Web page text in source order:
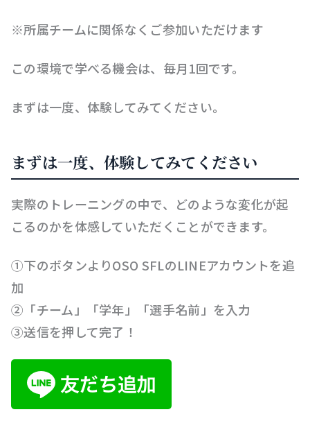
※所属チームに関係なくご参加いただけます
この環境で学べる機会は、毎月1回です。
まずは一度、体験してみてください。
まずは一度、体験してみてください
実際のトレーニングの中で、どのような変化が起
こるのかを体感していただくことができます。
①下のボタンよりOSO SFLのLINEアカウントを追
加
②「チーム」「学年」「選手名前」を入力
③送信を押して完了！